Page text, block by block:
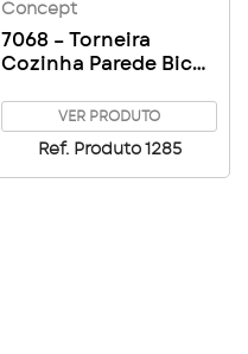
Concept
7068 – Torneira
Cozinha Parede Bica
VER PRODUTO
Ref. Produto 1285